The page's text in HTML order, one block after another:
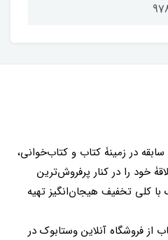
اعلام کنیم که با 10 سال سابقه در زمینۀ کتاب و کتاب‌خوانی،
خود را در کنار پرفروش‌ترین
با کلی تخفیف هیجان‌انگیز تهیه
از فروشگاه آنلاین وستابوک در